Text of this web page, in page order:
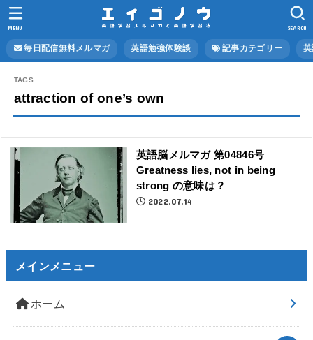
毎日配信無料メルマガ 英語勉強体験談 記事カテゴリー
SEARCH
MENU
attraction of one’s own
英語脳メルマガ 第04846号
Greatness lies, not in being
strong の意味は？
2022.07.14
メインメニュー
ホーム